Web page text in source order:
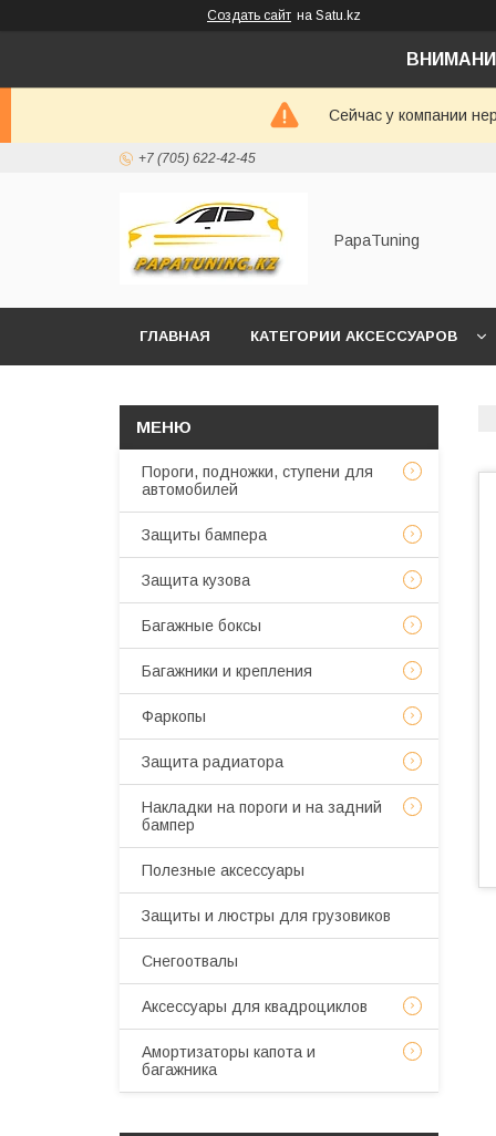
Создать сайт на Satu.kz
Сейчас у компании
+7 (705) 622-42-45
PapaTuning
ГЛАВНАЯ КАТЕГОРИИ АКСЕССУАРОВ
Пороги, подножки, ступени для
автомобилей
Защиты бампера
Защита кузова
Багажные боксы
Багажники и крепления
Фаркопы
Защита радиатора
Накладки на пороги и на задний
бампер
Полезные аксессуары
Защиты и люстры для грузовиков
Снегоотвалы
Аксессуары для квадроциклов
Амортизаторы капота и
багажника